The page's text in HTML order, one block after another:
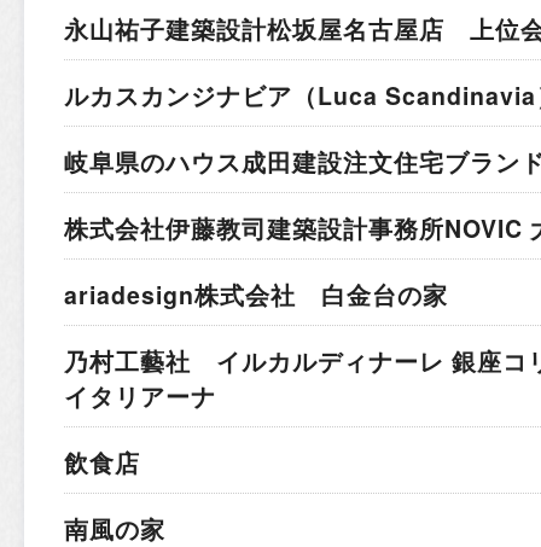
永山祐子建築設計松坂屋名古屋店 上位
ルカスカンジナビア （Luca
岐阜県のハウス成田建設注文住宅ブラン
株式会社伊藤教司建築設計事務所NOVIC
ariadesign株式会社 白金台の家
乃村工藝社 イルカルディナーレ 銀座
イタリアーナ
飲食店
南風の家